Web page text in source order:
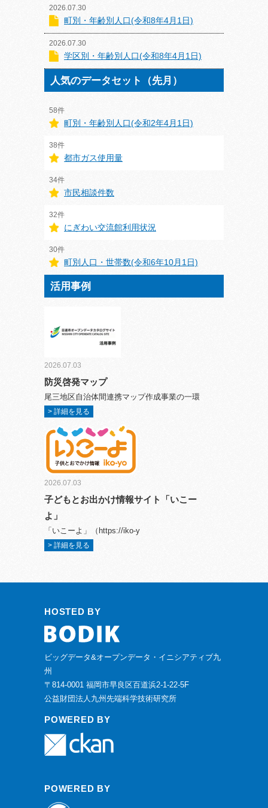
2026.07.30
町別・年齢別人口(令和8年4月1日)
2026.07.30
学区別・年齢別人口(令和8年4月1日)
人気のデータセット（先月）
58件
町別・年齢別人口(令和2年4月1日)
38件
都市ガス使用量
34件
市民相談件数
32件
にぎわい交流館利用状況
30件
町別人口・世帯数(令和6年10月1日)
活用事例
2026.07.03
防災啓発マップ
尾三地区自治体間連携マップ作成事業の一環
> 詳細を見る
2026.07.03
子どもとお出かけ情報サイト「いこー
よ」
「いこーよ」（https://iko-y
> 詳細を見る
HOSTED BY
ビッグデータ&オープンデータ・イニシアティブ九
州
〒814-0001 福岡市早良区百道浜2-1-22-5F
公益財団法人九州先端科学技術研究所
POWERED BY
POWERED BY